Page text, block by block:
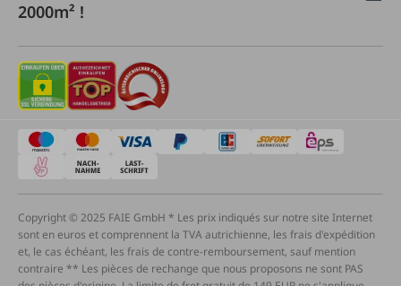
2000m² !
Copyright © 2025 FAIE GmbH * Les prix indiqués sur notre site Internet
sont en euros et comprennent la TVA autrichienne, les frais d'expédition
et, le cas échéant, les frais de contre-remboursement, sauf mention
contraire ** Les pièces de rechange que nous proposons ne sont PAS